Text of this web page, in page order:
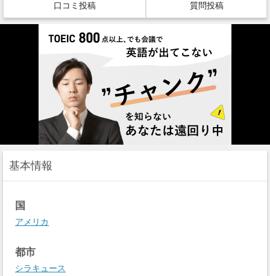
口コミ投稿 質問投稿
基本情報
国
アメリカ
都市
シラキュース